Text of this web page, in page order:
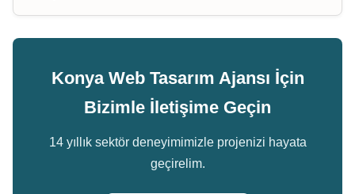
Konya Web Tasarım Ajansı İçin
Bizimle İletişime Geçin
14 yıllık sektör deneyimimizle projenizi hayata
geçirelim.